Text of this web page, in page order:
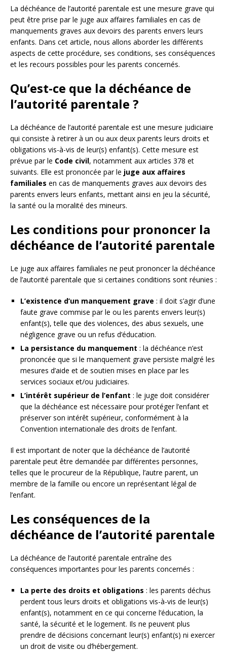
La déchéance de l’autorité parentale est une mesure grave qui
peut être prise par le juge aux affaires familiales en cas de
manquements graves aux devoirs des parents envers leurs
enfants. Dans cet article, nous allons aborder les différents
aspects de cette procédure, ses conditions, ses conséquences
et les recours possibles pour les parents concernés.
Qu’est-ce que la déchéance de
l’autorité parentale ?
La déchéance de l’autorité parentale est une mesure judiciaire
qui consiste à retirer à un ou aux deux parents leurs droits et
obligations vis-à-vis de leur(s) enfant(s). Cette mesure est
prévue par le Code civil, notamment aux articles 378 et
suivants. Elle est prononcée par le juge aux affaires
familiales en cas de manquements graves aux devoirs des
parents envers leurs enfants, mettant ainsi en jeu la sécurité,
la santé ou la moralité des mineurs.
Les conditions pour prononcer la
déchéance de l’autorité parentale
Le juge aux affaires familiales ne peut prononcer la déchéance
de l’autorité parentale que si certaines conditions sont réunies :
L’existence d’un manquement grave : il doit s’agir d’une
faute grave commise par le ou les parents envers leur(s)
enfant(s), telle que des violences, des abus sexuels, une
négligence grave ou un refus d’éducation.
La persistance du manquement : la déchéance n’est
prononcée que si le manquement grave persiste malgré les
mesures d’aide et de soutien mises en place par les
services sociaux et/ou judiciaires.
L’intérêt supérieur de l’enfant : le juge doit considérer
que la déchéance est nécessaire pour protéger l’enfant et
préserver son intérêt supérieur, conformément à la
Convention internationale des droits de l’enfant.
Il est important de noter que la déchéance de l’autorité
parentale peut être demandée par différentes personnes,
telles que le procureur de la République, l’autre parent, un
membre de la famille ou encore un représentant légal de
l’enfant.
Les conséquences de la
déchéance de l’autorité parentale
La déchéance de l’autorité parentale entraîne des
conséquences importantes pour les parents concernés :
La perte des droits et obligations : les parents déchus
perdent tous leurs droits et obligations vis-à-vis de leur(s)
enfant(s), notamment en ce qui concerne l’éducation, la
santé, la sécurité et le logement. Ils ne peuvent plus
prendre de décisions concernant leur(s) enfant(s) ni exercer
un droit de visite ou d’hébergement.